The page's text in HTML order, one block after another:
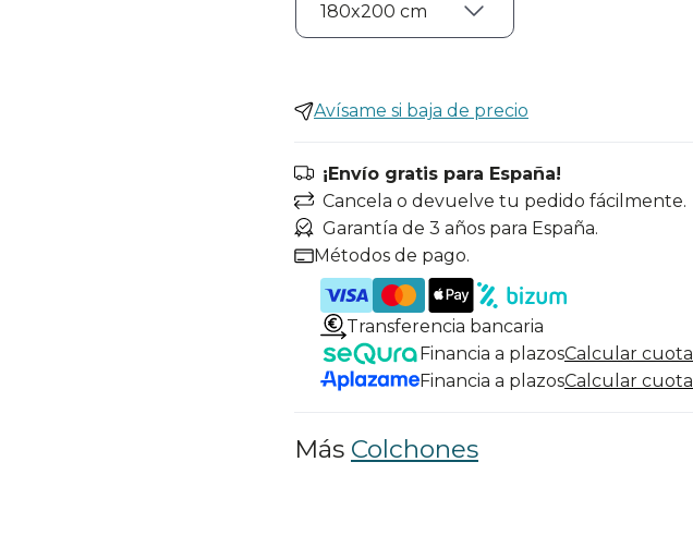
Avísame si baja de precio
¡Envío gratis para España!
Cancela o devuelve tu pedido fácilmente.
Garantía de 3 años para España.
Métodos de pago.
Transferencia bancaria
Financia a plazosCalcular cuota
Financia a plazosCalcular cuota
Más Colchones